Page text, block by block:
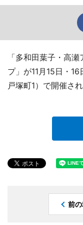
「多和田葉子・高
プ」が11月15日・
戸塚町1）で開催され
前